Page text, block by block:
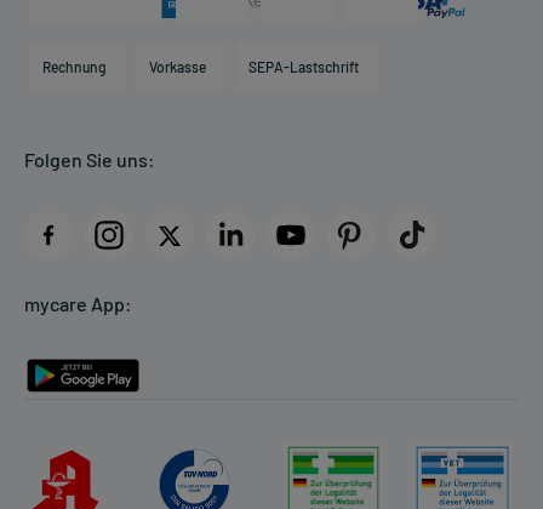
Direktabrechnung PKV
AGB
Datenschutz
Rückgabe/Widerruf
Rechnung Vorkasse SEPA-Lastschrift
Folgen Sie uns:
mycare App: